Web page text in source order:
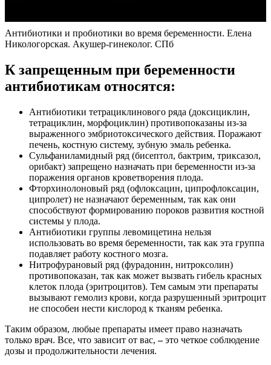
Антибиотики и пробиотики во время беременности. Елена
Никологорская. Акушер-гинеколог. СПб
К запрещенным при беременности
антибиотикам относятся:
Антибиотики тетрациклинового ряда (доксициклин,
тетрациклин, морфоциклин) противопоказаны из-за
выраженного эмбриотоксического действия. Поражают
печень, костную систему, зубную эмаль ребенка.
Сульфаниламидный ряд (бисептол, бактрим, триксазол,
орибакт) запрещено назначать при беременности из-за
поражения органов кроветворения плода.
Фторхинолоновый ряд (офлоксацин, ципрофлоксацин,
ципролет) не назначают беременным, так как они
способствуют формированию пороков развития костной
системы у плода.
Антибиотики группы левомицетина нельзя
использовать во время беременности, так как эта группа
подавляет работу костного мозга.
Нитрофурановый ряд (фурадонин, нитроксолин)
противопоказан, так как может вызвать гибель красных
клеток плода (эритроцитов). Тем самым эти препараты
вызывают гемолиз крови, когда разрушенный эритроцит
не способен нести кислород к тканям ребенка.
Таким образом, любые препараты имеет право назначать
только врач. Все, что зависит от вас,–это четкое соблюдение
дозы и продолжительности лечения.